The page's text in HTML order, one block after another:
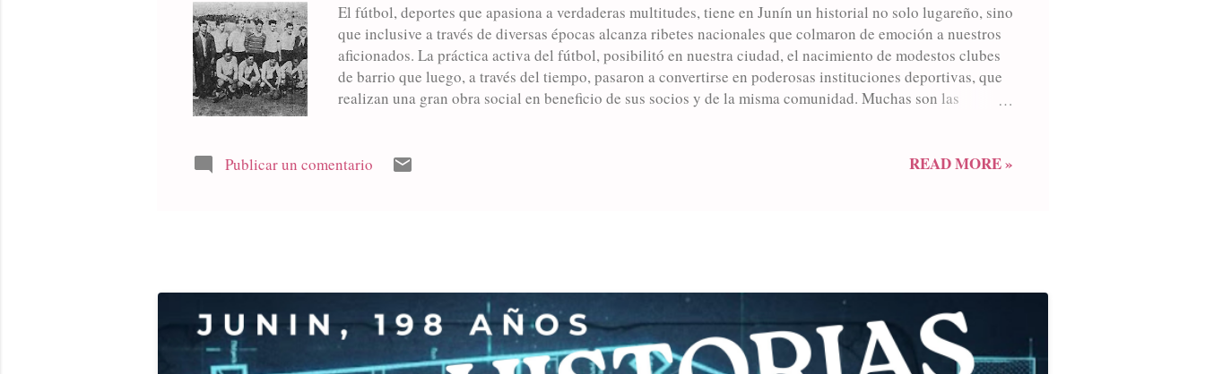
El fútbol, deportes que apasiona a verdaderas multitudes, tiene en Junín un historial no solo lugareño, sino
que inclusive a través de diversas épocas alcanza ribetes nacionales que colmaron de emoción a nuestros
aficionados. La práctica activa del fútbol, posibilitó en nuestra ciudad, el nacimiento de modestos clubes
de barrio que luego, a través del tiempo, pasaron a convertirse en poderosas instituciones deportivas, que
realizan una gran obra social en beneficio de sus socios y de la misma comunidad. Muchas son las
aplaudido por todos quienes concurrían a las canchas en busca de emociones y de buen fútbol. El plantel
Publicar un comentario READ MORE »